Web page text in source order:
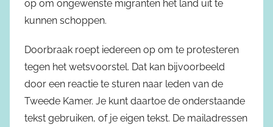
op om ongewenste migranten het land uit te
kunnen schoppen.
Doorbraak roept iedereen op om te protesteren
tegen het wetsvoorstel. Dat kan bijvoorbeeld
door een reactie te sturen naar leden van de
Tweede Kamer. Je kunt daartoe de onderstaande
tekst gebruiken, of je eigen tekst. De mailadressen